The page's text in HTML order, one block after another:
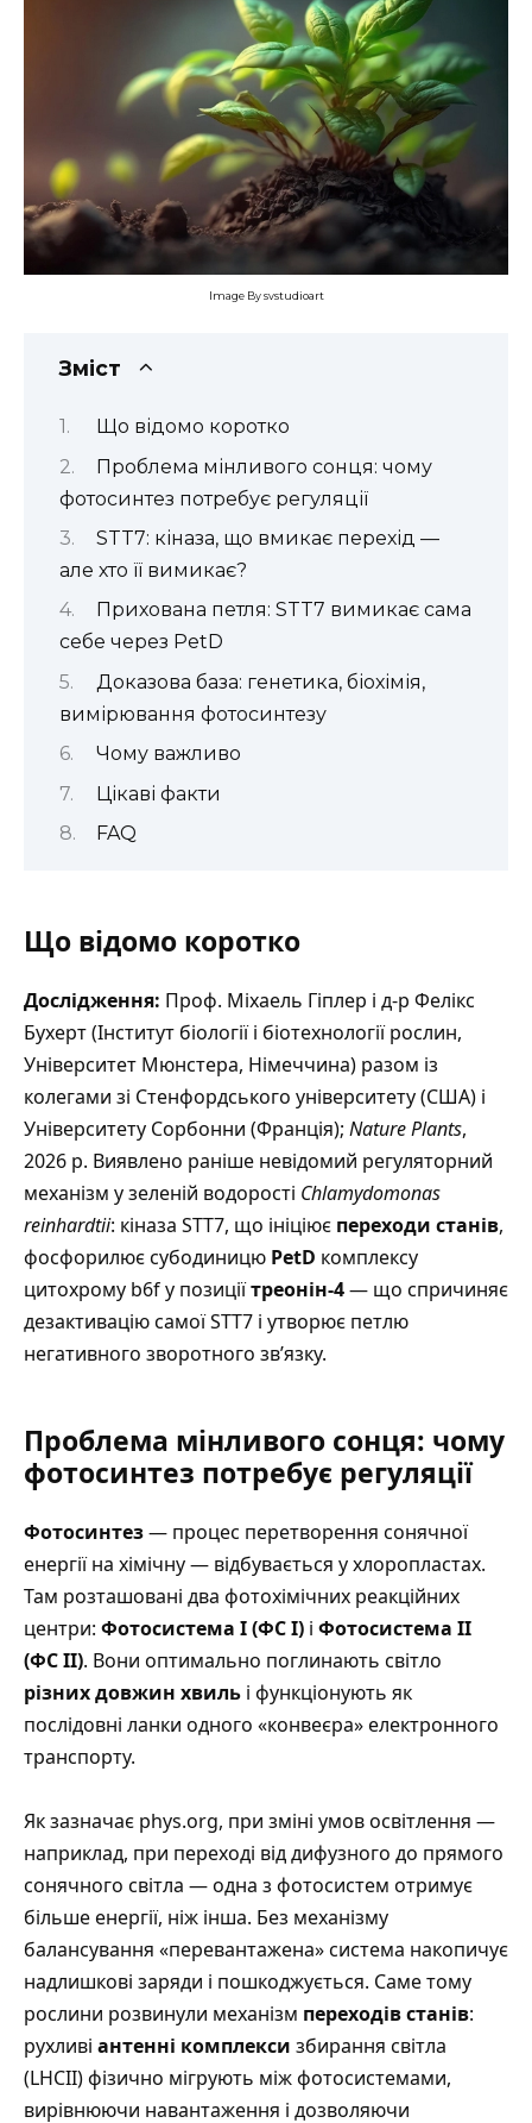
Image By svstudioart
Зміст
Що відомо коротко
Проблема мінливого сонця: чому
фотосинтез потребує регуляції
STT7: кіназа, що вмикає перехід —
але хто її вимикає?
Прихована петля: STT7 вимикає сама
себе через PetD
Доказова база: генетика, біохімія,
вимірювання фотосинтезу
Чому важливо
Цікаві факти
FAQ
Що відомо коротко
Дослідження: Проф. Міхаель Гіплер і д-р Фелікс
Бухерт (Інститут біології і біотехнології рослин,
Університет Мюнстера, Німеччина) разом із
колегами зі Стенфордського університету (США) і
Університету Сорбонни (Франція); Nature Plants,
2026 р. Виявлено раніше невідомий регуляторний
механізм у зеленій водорості Chlamydomonas
reinhardtii: кіназа STT7, що ініціює переходи станів,
фосфорилює субодиницю PetD комплексу
цитохрому b6f у позиціїтреонін-4— що спричиняє
дезактивацію самої STT7 і утворює петлю
негативного зворотного зв’язку.
Проблема мінливого сонця: чому
фотосинтез потребує регуляції
Фотосинтез— процес перетворення сонячної
енергії на хімічну — відбувається у хлоропластах.
Там розташовані два фотохімічних реакційних
центри: Фотосистема I (ФС I) і Фотосистема II
(ФС II). Вони оптимально поглинають світло
різних довжин хвиль і функціонують як
послідовні ланки одного «конвеєра» електронного
транспорту.
Як зазначає phys.org, при зміні умов освітлення —
наприклад, при переході від дифузного до прямого
сонячного світла — одна з фотосистем отримує
більше енергії, ніж інша. Без механізму
балансування «перевантажена» система накопичує
надлишкові заряди і пошкоджується. Саме тому
рослини розвинули механізм переходів станів:
рухливі антенні комплекси збирання світла
(LHCII) фізично мігрують між фотосистемами,
вирівнюючи навантаження і дозволяючи